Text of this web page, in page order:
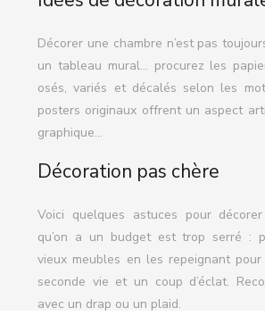
Décorer une chambre n’est pas
un tableau mural… procurez les
osés, variés et décalés selon les
posters originaux offrent un aspect
graphique…
Décoration pas chère
Voici quelques astuces pour
qu’on a un budget est trop serré :
vieux meubles en les repeignant
seconde vie et un coup d’éclat.
avec un drap ou un plaid.